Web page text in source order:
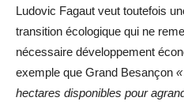
Ludovic Fagaut veut toutefois
transition écologique qui ne
nécessaire développement
exemple que Grand Besançon
hectares disponibles pour